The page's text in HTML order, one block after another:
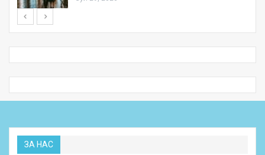
ЗА НАС